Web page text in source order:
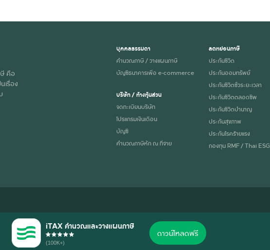
คือ
เรื่อง
บุคคลธรรมดา
คำนวณภาษี / วางแผนภาษี
บัญชีธนาคารเพื่อ e-commerce
บริษัท / ห้างหุ้นส่วน
จดทะเบียนบริษัท
โปรแกรมเงินเดือน
บัญชี
คำนวณภาษีหัก ณ ที่จ่าย
ลดหย่อนภาษี
ประกันชีวิต
ประกันออมทรัพย์
ประกันชีวิตชั่วระยะเวลา
ประกันชีวิตตลอดชีพ
ประกันชีวิตบำนาญ
ประกันสุขภาพ
ประกันโรคร้ายแรง
กองทุน RMF / Thai ESG
รณ์การใช้งานที่ดี อ่านรายละเอียดการใช้คุกกี้ตาม นโยบายความเป็นส่วนตัวของ
iTAX คำนวณและวางแผนภาษี
(100K+)
ดาวน์โหลดฟรี